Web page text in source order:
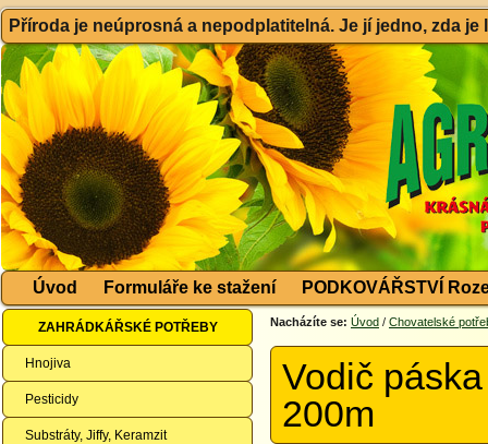
Příroda je neúprosná a nepodplatitelná. Je jí jedno, zda
Úvod Formuláře ke stažení PODKOVÁŘSTVÍ
ZAHRÁDKÁŘSKÉ POTŘEBY
Hnojiva
Pesticidy
Substráty, Jiffy, Keramzit
Nacházíte se: Úvod / Chovatelské
Vodič
200m